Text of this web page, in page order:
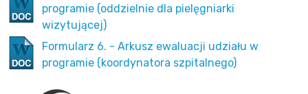
programie (oddzielnie dla pielęgniarki
wizytującej)
Formularz 6. - Arkusz ewaluacji udziału w
programie (koordynatora szpitalnego)